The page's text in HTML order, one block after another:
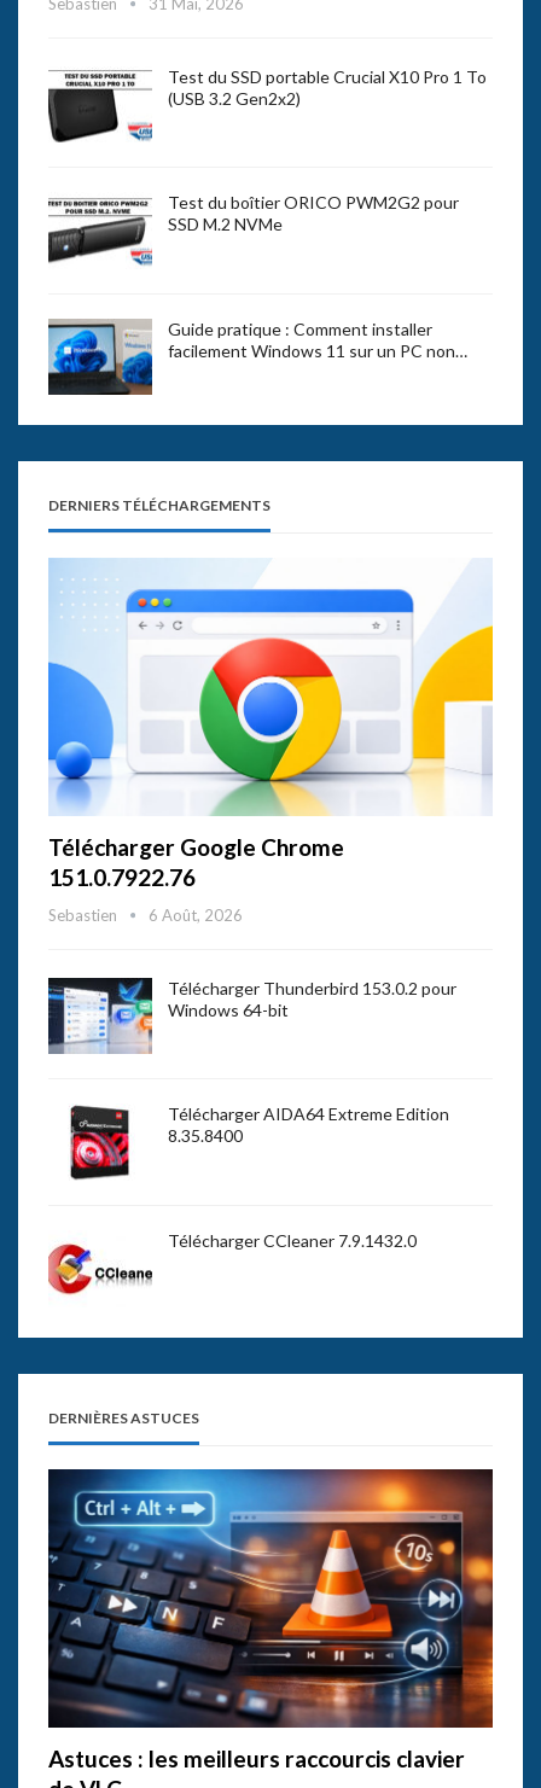
Test du SSD portable Crucial X10 Pro 1 To
(USB 3.2 Gen2x2)
Test du boîtier ORICO PWM2G2 pour
SSD M.2 NVMe
Guide pratique : Comment installer
facilement Windows 11 sur un PC non…
DERNIERS TÉLÉCHARGEMENTS
Télécharger Google Chrome
151.0.7922.76
Sebastien 6 Août, 2026
Télécharger Thunderbird 153.0.2 pour
Windows 64-bit
Télécharger AIDA64 Extreme Edition
8.35.8400
Télécharger CCleaner 7.9.1432.0
DERNIÈRES ASTUCES
Astuces : les meilleurs raccourcis clavier